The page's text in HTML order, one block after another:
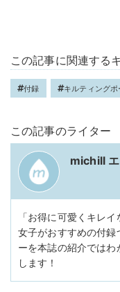
この記事に関連する
付録 キルティングポ
この記事のライター
michill
「お得に可愛くキレ
女子がおすすめの付録
ーを本誌の紹介では
します！